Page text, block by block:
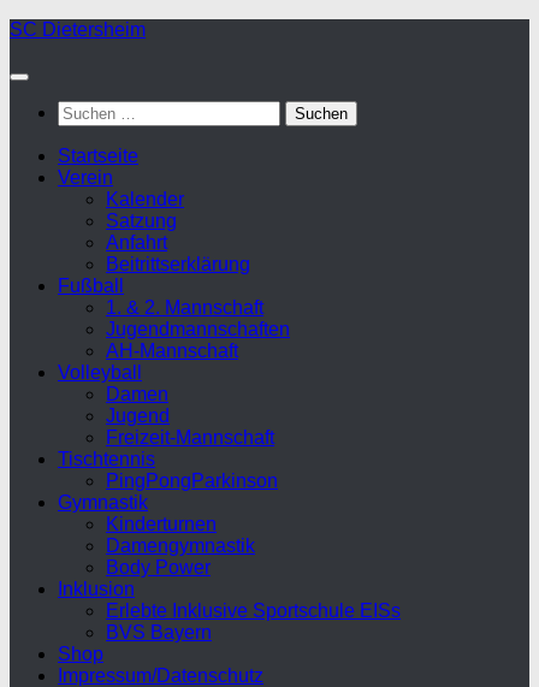
Zum
springen
SC Dietersheim
Suchen
nach:
Startseite
Verein
Kalender
Satzung
Anfahrt
Beitrittserklärung
Fußball
1. & 2. Mannschaft
Jugendmannschaften
AH-Mannschaft
Volleyball
Damen
Jugend
Freizeit-Mannschaft
Tischtennis
PingPongParkinson
Gymnastik
Kinderturnen
Damengymnastik
Body Power
Inklusion
Erlebte Inklusive Sportschule EISs
BVS Bayern
Shop
Impressum/Datenschutz